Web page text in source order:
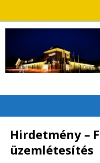
Hirdetmény –
üzemlétesítés